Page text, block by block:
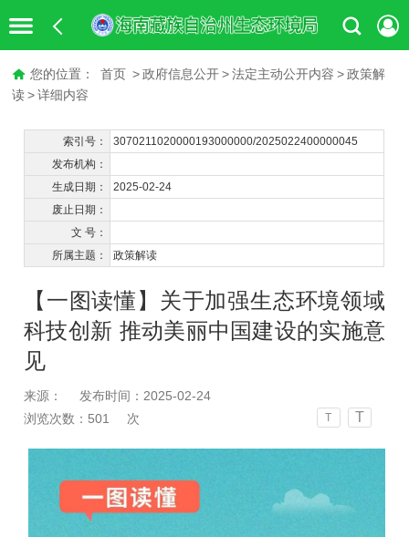
您的位置： 首页 > 政府信息公开 > 法定主动公开内容 > 政策解
读 > 详细内容
索引号：
3070211020000193000000/2025022400000045
发布机构：
生成日期：
2025-02-24
废止日期：
文 号：
所属主题：
政策解读
【一图读懂】关于加强生态环境领域
科技创新 推动美丽中国建设的实施意
见
来源：
发布时间：2025-02-24
浏览次数： 501 次 T T